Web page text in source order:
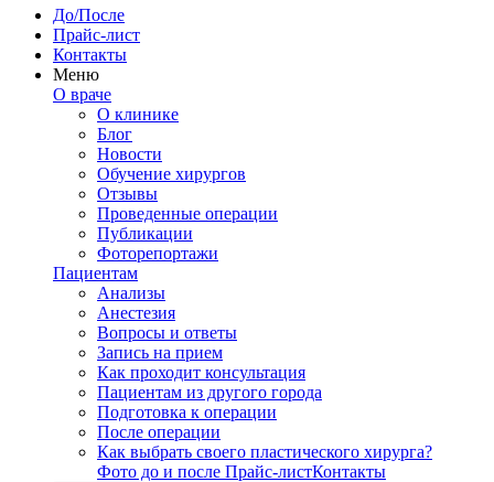
До/После
Прайс-лист
Контакты
Меню
О враче
О клинике
Блог
Новости
Обучение хирургов
Отзывы
Проведенные операции
Публикации
Фоторепортажи
Пациентам
Анализы
Анестезия
Вопросы и ответы
Запись на прием
Как проходит консультация
Пациентам из другого города
Подготовка к операции
После операции
Как выбрать своего пластического хирурга?
Фото до и после Прайс-листКонтакты